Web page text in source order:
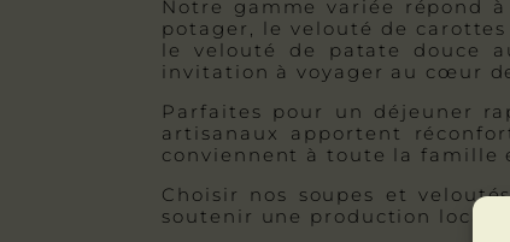
Notre gamme variée répond
potager, le velouté de
le velouté de patate douce
invitation à voyager au cœur
Parfaites pour un déjeuner
artisanaux apportent
conviennent à toute la famille
Choisir nos soupes et
soutenir une production locale